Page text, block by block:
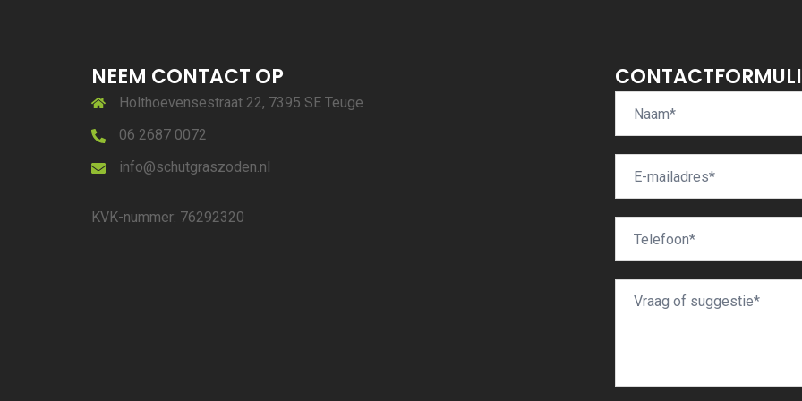
NEEM CONTACT OP
Holthoevensestraat 22, 7395 SE Teuge
06 2687 0072
info@schutgraszoden.nl
KVK-nummer: 76292320